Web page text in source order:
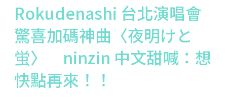
Rokudenashi 台北演唱會
驚喜加碼神曲〈夜明けと
蛍〉 ninzin 中文甜喊：想
快點再來！！